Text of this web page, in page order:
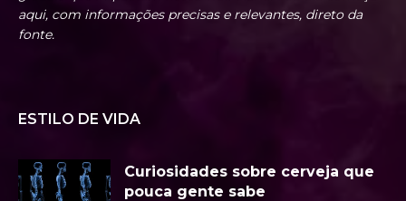
aqui, com informações precisas e relevantes, direto da
fonte.
ESTILO DE VIDA
Curiosidades sobre cerveja que
pouca gente sabe